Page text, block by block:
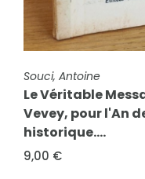
FICHE COMPLÈTE
Souci, Antoine
Le Véritable
Vevey, pour l'An
historique....
9,00 €
FICHE COMPLÈTE
Souci, Antoine
Le Véritable
Vevey, pour l'An
historique....
10,00 €